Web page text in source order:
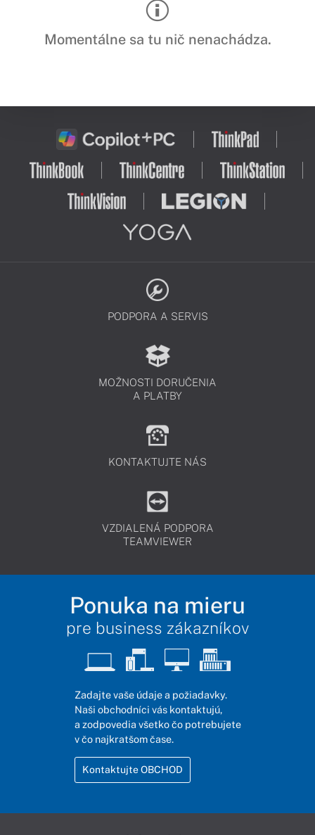
Momentálne sa tu nič nenachádza.
PODPORA A SERVIS
MOŽNOSTI DORUČENIA
A PLATBY
KONTAKTUJTE NÁS
VZDIALENÁ PODPORA
TEAMVIEWER
Ponuka na mieru
pre business zákazníkov
Zadajte vaše údaje a požiadavky.
Naši obchodníci vás kontaktujú,
a zodpovedia všetko čo potrebujete
v čo najkratšom čase.
Kontaktujte OBCHOD